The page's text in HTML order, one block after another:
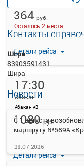
Детали рейса
364 руб.
Осталось 2 места
17:30
Абакан
Абакан АВ
Детали рейса
1080 руб.
Контакты
Шира
83903591431
Шира
Новости
С 1 августа
маршруту №589А
28.07.2026